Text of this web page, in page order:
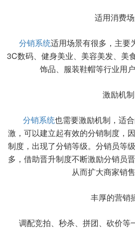
适用消费
分销系统适用场景有很多，主要
3C数码、健身美业、美容美发、美
饰品、服装鞋帽等行业用户
激励机制
分销系统也需要激励机制，适
激，可以建立起有效的分销制度，
制度，出现了分销等级。分销员等
多，借助晋升制度不断激励分销员
从而扩大商家销售
丰厚的营销
调配竞拍、秒杀、拼团、砍价等